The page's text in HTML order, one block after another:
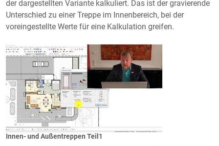
der dargestellten Variante kalkuliert. Das ist der gravierende
Unterschied zu einer Treppe im Innenbereich, bei der
voreingestellte Werte für eine Kalkulation greifen.
Innen- und Außentreppen Teil1